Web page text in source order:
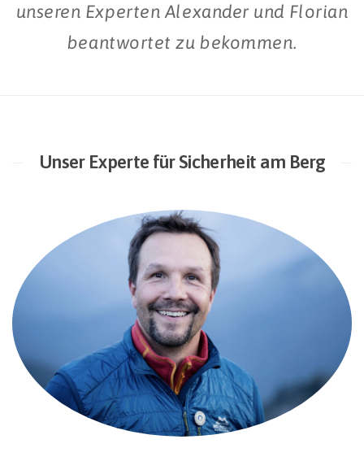
unseren Experten Alexander und Florian
beantwortet zu bekommen.
Unser Experte für Sicherheit am Berg